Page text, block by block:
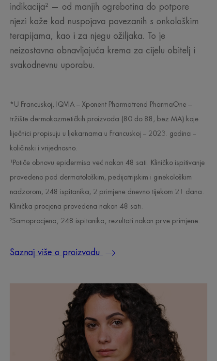
indikacija² — od manjih ogrebotina do potpore
njezi kože kod nuspojava povezanih s onkološkim
terapijama, kao i za njegu ožiljaka. To je
neizostavna obnavljajuća krema za cijelu obitelj i
svakodnevnu uporabu.
*U Francuskoj, IQVIA – Xponent Pharmatrend PharmaOne –
tržište dermokozmetičkih proizvoda (80 do 88, bez MA) koje
liječnici propisuju u ljekarnama u Francuskoj – 2023. godina –
količinski i vrijednosno.
¹Potiče obnovu epidermisa već nakon 48 sati. Kliničko ispitivanje
provedeno pod dermatološkim, pedijatrijskim i ginekološkim
nadzorom, 248 ispitanika, 2 primjene dnevno tijekom 21 dana.
Klinička procjena provedena nakon 48 sati.
²Samoprocjena, 248 ispitanika, rezultati nakon prve primjene.
Saznaj više o proizvodu